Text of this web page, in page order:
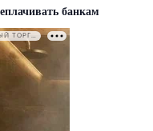
банкам
РЕКЛАМА • ООО СТРОИТЕЛЬНЫЙ ТОРГОВЫЙ ДОМ «ПЕТРОВИЧ». ИНН: 7802348846